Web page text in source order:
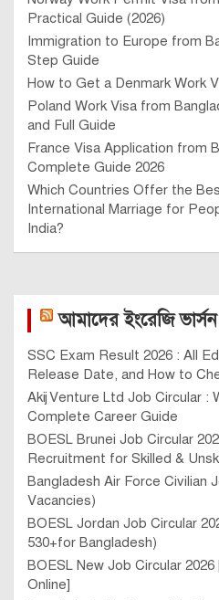
Practical Guide (2026)
Immigration to Europe from
Step Guide
How to Get a Denmark Work
Poland Work Visa from
and Full Guide
France Visa Application from
Complete Guide 2026
Which Countries Offer the
International Marriage for
India?
আমাদের ইংরেজি ভার্সন
SSC Exam Result 2026 : All
Release Date, and How to
Akij Venture Ltd Job Circular :
Complete Career Guide
BOESL Brunei Job Circular
Recruitment for Skilled &
Bangladesh Air Force Civilian
Vacancies)
BOESL Jordan Job Circular
530+for Bangladesh)
BOESL New Job Circular
Online]